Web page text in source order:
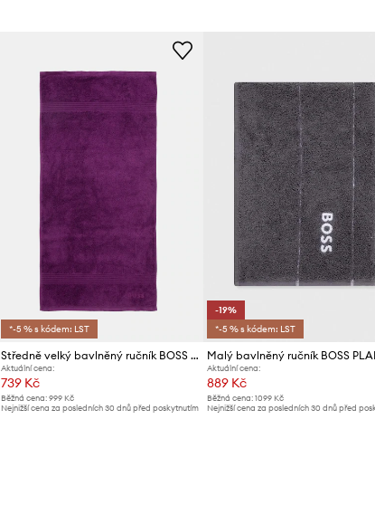
*-5 % s kódem: LST
Středně velký bavlněný ručník BOSS Loft Dalhia 50 x 100 cm
Aktuální cena:
739 Kč
Běžná cena: 999 Kč
Nejnižší cena za posledních 30 dnů před poskytnutím
-19%
*-5 % s kódem: LST
Aktuální cena:
889 Kč
Běžná cena: 1099 Kč
Nejnižší cena za posledních 30 dnů před